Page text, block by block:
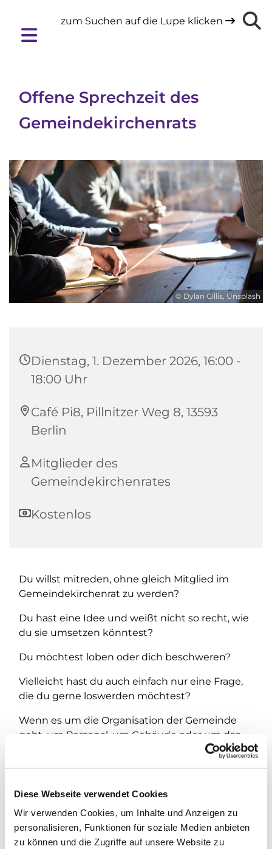
Diese Webseite verwendet Cookies
Wir verwenden Cookies, um Inhalte und Anzeigen zu
personalisieren, Funktionen für soziale Medien anbieten
zu können und die Zugriffe auf unsere Website zu
zum Suchen auf die Lupe klicken
Offene Sprechzeit des
Gemeindekirchenrats
© Dylan Gillis, Unsplash
Dienstag, 1. Dezember 2026, 16:00 -
18:00 Uhr
Café Pi8, Pillnitzer Weg 8, 13593
Berlin
Mitglieder des
Gemeindekirchenrates
Kostenlos
Du willst mitreden, ohne gleich Mitglied im
Gemeindekirchenrat zu werden?
Du hast eine Idee und weißt nicht so recht, wie
du sie umsetzen könntest?
Du möchtest loben oder dich beschweren?
Vielleicht hast du auch einfach nur eine Frage,
die du gerne loswerden möchtest?
Wenn es um die Organisation der Gemeinde
geht, um Personal, um Gebäude oder um das
liebe Geld, ist der Gemeindekirchenrat der erste
Komm an jedem ersten Dienstag im Monat
Weg 8 in 13593 Berlin.
Dort können wir miteinander reden.